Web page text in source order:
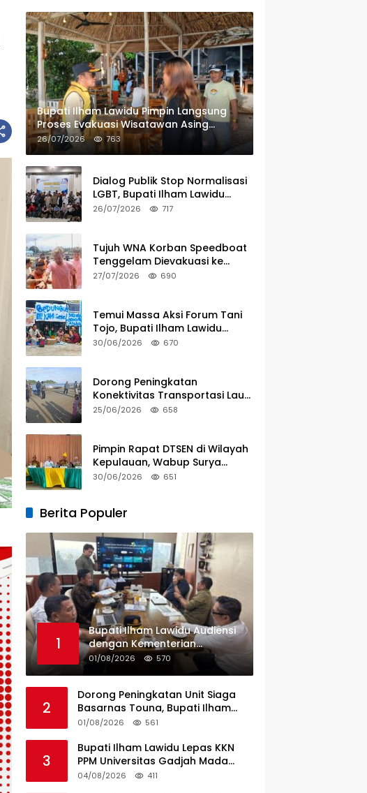
Bupati Ilham Lawidu Pimpin Langsung
Proses Evakuasi Wisatawan Asing
Korban Speedboat Tenggelam
26/07/2026 763
Dialog Publik Stop Normalisasi
LGBT, Bupati Ilham Lawidu
Tegaskan Komitmen Bentuk
26/07/2026 717
Tujuh WNA Korban Speedboat
Tenggelam Dievakuasi ke
Ampana
27/07/2026 690
Temui Massa Aksi Forum Tani
Tojo, Bupati Ilham Lawidu
Tegaskan Komitmen Kawal
30/06/2026 670
Dorong Peningkatan
Konektivitas Transportasi Laut,
Bupati Ilham Lawidu Tinjau
25/06/2026 658
Pimpin Rapat DTSEN di Wilayah
Kepulauan, Wabup Surya
Tekankan Tugas dan
30/06/2026 651
Berita Populer
1
Bupati Ilham Lawidu Audiensi
dengan Kementerian
Perhubungan Bahas Rencana
Pembangunan Pelabuhan
01/08/2026 570
2
Dorong Peningkatan Unit Siaga
Basarnas Touna, Bupati Ilham
Lawidu Audiensi dengan Basarnas
01/08/2026 561
3
Bupati Ilham Lawidu Lepas KKN
PPM Universitas Gadjah Mada
Periode II Bertugas di Togean
04/08/2026 411